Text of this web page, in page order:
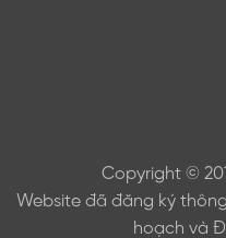
Copyright ©
Website đã đăng ký
hoạch và